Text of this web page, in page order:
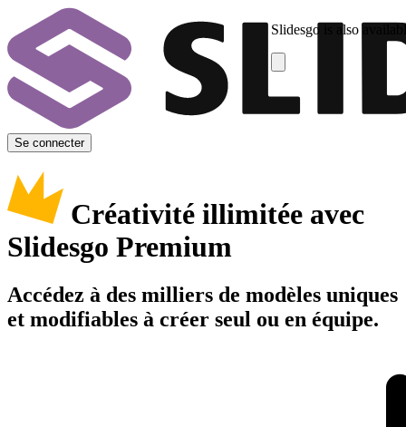
Slidesgo is also
Se connecter
Créativité illimitée avec
Slidesgo Premium
Accédez à des milliers de modèles uniques
et modifiables à créer seul ou en équipe.